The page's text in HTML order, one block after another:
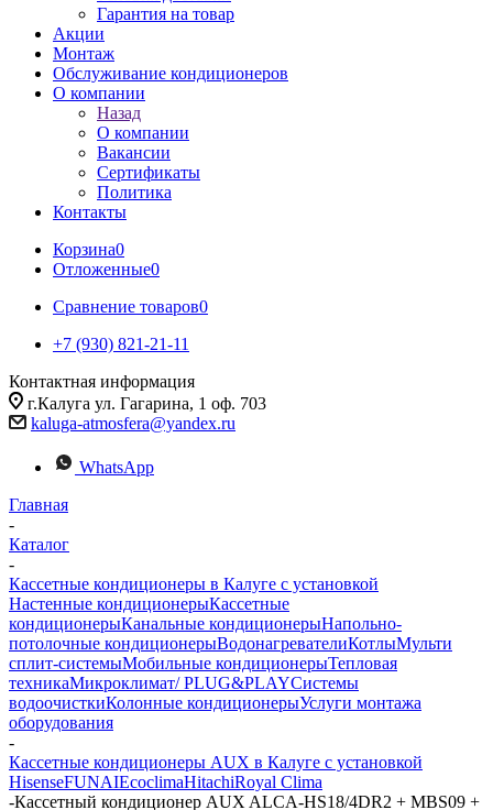
Гарантия на товар
Акции
Монтаж
Обслуживание кондиционеров
О компании
Назад
О компании
Вакансии
Сертификаты
Политика
Контакты
Корзина0
Отложенные0
Сравнение товаров0
+7 (930) 821-21-11
Контактная информация
г.Калуга ул. Гагарина, 1 оф. 703
kaluga-atmosfera@yandex.ru
WhatsApp
Главная
-
Каталог
-
Кассетные кондиционеры в Калуге с установкой
Настенные кондиционерыКассетные
кондиционерыКанальные кондиционерыНапольно-
потолочные кондиционерыВодонагревателиКотлыМульти
сплит-системыМобильные кондиционерыТепловая
техникаМикроклимат/ PLUG&PLAYСистемы
водоочисткиКолонные кондиционерыУслуги монтажа
оборудования
-
Кассетные кондиционеры AUX в Калуге с установкой
HisenseFUNAIEcoclimaHitachiRoyal Clima
-Кассетный кондиционер AUX ALCA-HS18/4DR2 + MBS09 +